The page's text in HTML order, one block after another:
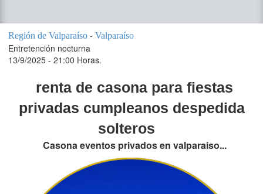
Región de Valparaíso -Valparaíso
Entretención nocturna
13/9/2025 - 21:00 Horas.
renta de casona para fiestas
privadas cumpleanos despedida
solteros
Casona eventos privados en valparaiso...